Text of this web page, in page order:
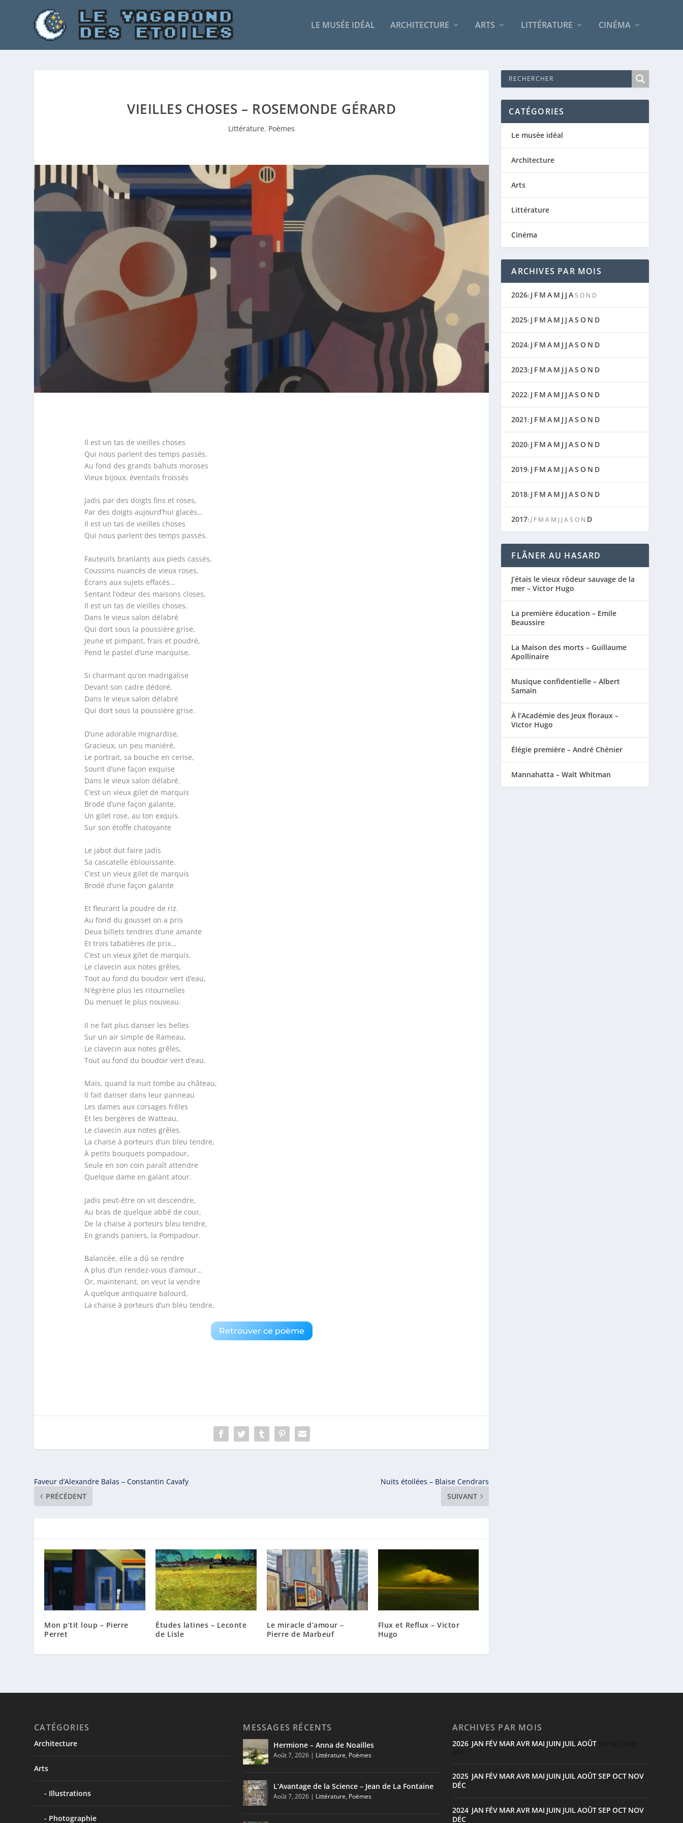
LE MUSÉE IDÉAL ARCHITECTURE ARTS LITTÉRATURE CINÉMA
VIEILLES CHOSES – ROSEMONDE GÉRARD
Littérature, Poèmes
Il est un tas de vieilles choses
Qui nous parlent des temps passés.
Au fond des grands bahuts moroses
Vieux bijoux, éventails froissés
Jadis par des doigts fins et roses,
Par des doigts aujourd’hui glacés…
Il est un tas de vieilles choses
Qui nous parlent des temps passés.
Fauteuils branlants aux pieds cassés,
Coussins nuancés de vieux roses,
Écrans aux sujets effacés…
Sentant l’odeur des maisons closes,
Il est un tas de vieilles choses.
Dans le vieux salon délabré
Qui dort sous la poussière grise,
Jeune et pimpant, frais et poudré,
Pend le pastel d’une marquise,
Si charmant qu’on madrigalise
Devant son cadre dédoré,
Dans le vieux salon délabré
Qui dort sous la poussière grise.
D’une adorable mignardise,
Gracieux, un peu maniéré,
Le portrait, sa bouche en cerise,
Sourit d’une façon exquise
Dans le vieux salon délabré.
C’est un vieux gilet de marquis
Brodé d’une façon galante,
Un gilet rose, au ton exquis.
Sur son étoffe chatoyante
Le jabot dut faire jadis
Sa cascatelle éblouissante.
C’est un vieux gilet de marquis
Brodé d’une façon galante
Et fleurant la poudre de riz.
Au fond du gousset on a pris
Deux billets tendres d’une amante
Et trois tabatières de prix…
C’est un vieux gilet de marquis.
Le clavecin aux notes grêles,
Tout au fond du boudoir vert d’eau,
N’égrène plus les ritournelles
Du menuet le plus nouveau.
Il ne fait plus danser les belles
Sur un air simple de Rameau,
Le clavecin aux notes grêles,
Tout au fond du boudoir vert d’eau.
Mais, quand la nuit tombe au château,
Il fait danser dans leur panneau
Les dames aux corsages frêles
Et les bergères de Watteau,
Le clavecin aux notes grêles.
La chaise à porteurs d’un bleu tendre,
À petits bouquets pompadour,
Seule en son coin paraît attendre
Quelque dame en galant atour.
Jadis peut-être on vit descendre,
Au bras de quelque abbé de cour,
De la chaise à porteurs bleu tendre,
En grands paniers, la Pompadour.
Balancée, elle a dû se rendre
À plus d’un rendez-vous d’amour…
Or, maintenant, on veut la vendre
À quelque antiquaire balourd,
La chaise à porteurs d’un bleu tendre.
Retrouver ce poème
Faveur d’Alexandre Balas – Constantin Cavafy
PRÉCÉDENT
Nuits étoilées – Blaise Cendrars
SUIVANT
Mon p’tit loup – Pierre
Perret
Études latines – Leconte
de Lisle
Le miracle d’amour –
Pierre de Marbeuf
Flux et Reflux – Victor
Hugo
CATÉGORIES
Le musée idéal
Architecture
Arts
Littérature
Cinéma
ARCHIVES PAR MOIS
2026: J F M A M J J AS O N D
2025: J F M A M J J AS O N D
2024: J F M A M J J AS O N D
2023: J F M A M J J AS O N D
2022: J F M A M J J AS O N D
2021: J F M A M J J AS O N D
2020: J F M A M J J AS O N D
2019: J F M A M J J AS O N D
2018: J F M A M J J AS O N D
2017: J F M A M J J AS O N D
FLÂNER AU HASARD
J’étais le vieux rôdeur sauvage de la
mer – Victor Hugo
La première éducation – Emile
Beaussire
La Maison des morts – Guillaume
Apollinaire
Musique confidentielle – Albert
Samain
À l’Académie des Jeux floraux –
Victor Hugo
Élégie première – André Chénier
Mannahatta – Walt Whitman
CATÉGORIES
Architecture
Arts
Illustrations
Photographie
MESSAGES RÉCENTS
Hermione – Anna de Noailles
Août 7, 2026 | Littérature, Poèmes
L’Avantage de la Science – Jean de La Fontaine
Août 7, 2026 | Littérature, Poèmes
ARCHIVES PAR MOIS
2026: JAN FÉV MAR AVR MAI JUIN JUIL AOÛT
2025: JAN FÉV MAR AVR MAI JUIN JUIL AOÛTSEP OCT NOV
DÉC
2024: JAN FÉV MAR AVR MAI JUIN JUIL AOÛTSEP OCT NOV
DÉC